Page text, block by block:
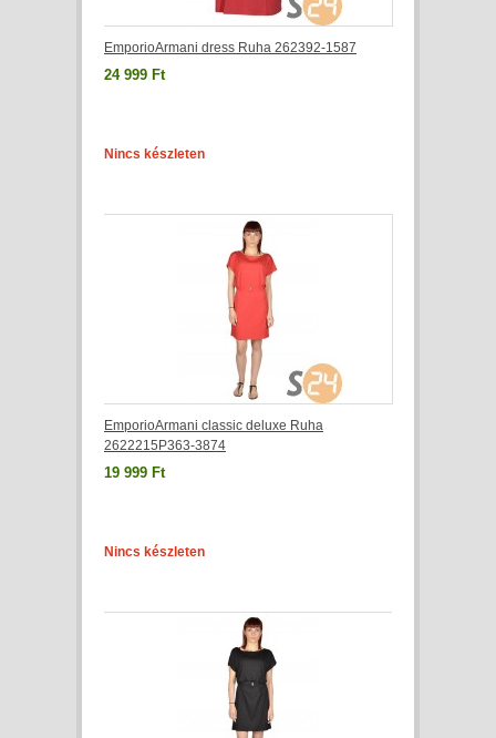
EmporioArmani dress Ruha 262392-1587
24 999 Ft
Nincs készleten
EmporioArmani classic deluxe Ruha
2622215P363-3874
19 999 Ft
Nincs készleten